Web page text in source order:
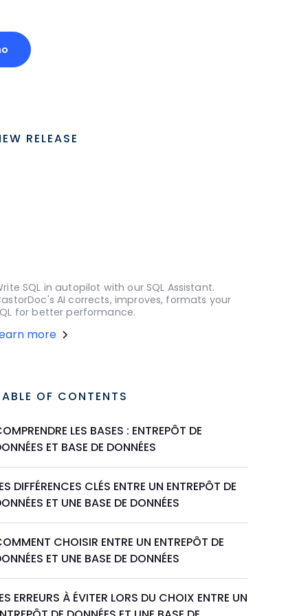
RELEASE
SQL in autopilot with our SQL Assistant.
AI corrects, improves, formats your
for better performance.
more
OF CONTENTS
LES BASES : ENTREPÔT DE
ET BASE DE DONNÉES
DIFFÉRENCES CLÉS ENTRE UN ENTREPÔT DE
ET UNE BASE DE DONNÉES
CHOISIR ENTRE UN ENTREPÔT DE
ET UNE BASE DE DONNÉES
ERREURS À ÉVITER LORS DU CHOIX ENTRE UN